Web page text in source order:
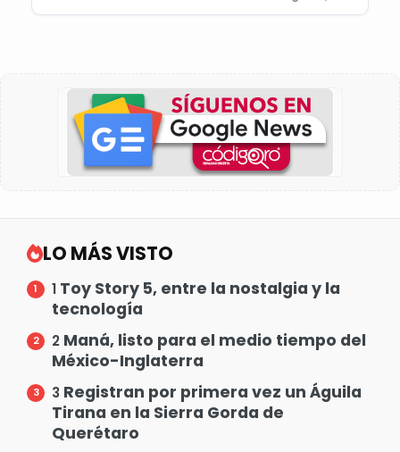
LO MÁS VISTO
1 Toy Story 5, entre la nostalgia y la
tecnología
2 Maná, listo para el medio tiempo del
México-Inglaterra
3 Registran por primera vez un Águila
Tirana en la Sierra Gorda de
Querétaro